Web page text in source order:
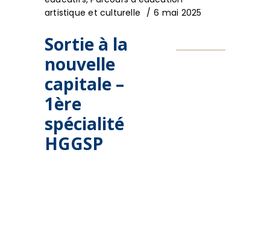
artistique et culturelle
6 mai 2025
Sortie à la
nouvelle
capitale –
1ère
spécialité
HGGSP